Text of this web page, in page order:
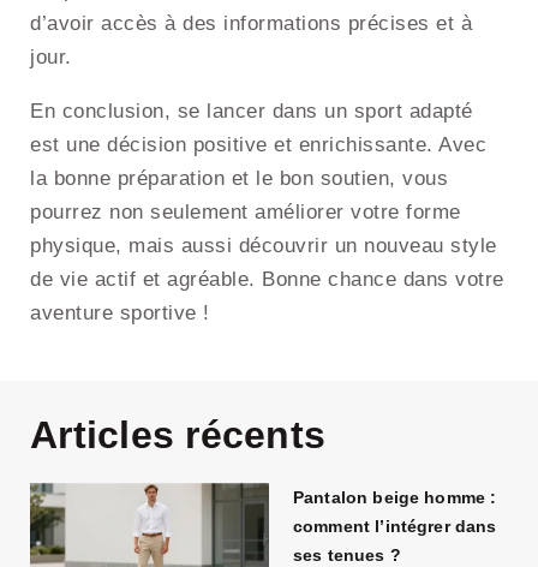
d’avoir accès à des informations précises et à
jour.
En conclusion, se lancer dans un sport adapté
est une décision positive et enrichissante. Avec
la bonne préparation et le bon soutien, vous
pourrez non seulement améliorer votre forme
physique, mais aussi découvrir un nouveau style
de vie actif et agréable. Bonne chance dans votre
aventure sportive !
Articles récents
Pantalon beige homme :
comment l’intégrer dans
ses tenues ?